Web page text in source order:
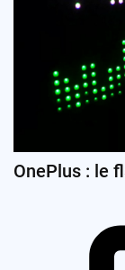
OnePlus : le